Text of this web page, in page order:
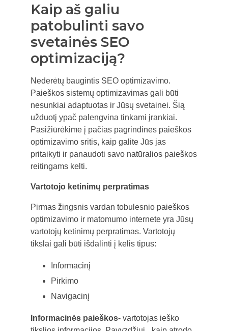
Kaip aš galiu
patobulinti savo
svetainės SEO
optimizaciją?
Nederėtų baugintis SEO optimizavimo.
Paieškos sistemų optimizavimas gali būti
nesunkiai adaptuotas ir Jūsų svetainei. Šią
užduotį ypač palengvina tinkami įrankiai.
Pasižiūrėkime į pačias pagrindines paieškos
optimizavimo sritis, kaip galite Jūs jas
pritaikyti ir panaudoti savo natūralios paieškos
reitingams kelti.
Vartotojo ketinimų perpratimas
Pirmas žingsnis vardan tobulesnio paieškos
optimizavimo ir matomumo internete yra Jūsų
vartotojų ketinimų perpratimas. Vartotojų
tikslai gali būti išdalinti į kelis tipus:
Informacinį
Pirkimo
Navigacinį
Informacinės paieškos-vartotojas ieško